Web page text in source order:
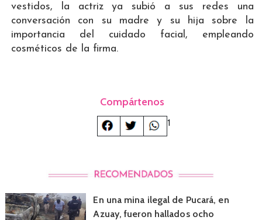
vestidos, la actriz ya subió a sus redes una
conversación con su madre y su hija sobre la
importancia del cuidado facial, empleando
cosméticos de la firma.
Compártenos
1
En una mina ilegal de Pucará, en
Azuay, fueron hallados ocho